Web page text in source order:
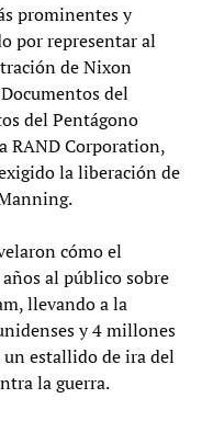
prominentes y
por representar al
de Nixon
del
del Pentágono
RAND Corporation,
la liberación de
cómo el
al público sobre
llevando a la
y 4 millones
estallido de ira del
la guerra.